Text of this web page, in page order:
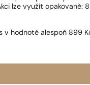
lze využít opakovaně:
v hodnotě alespoň